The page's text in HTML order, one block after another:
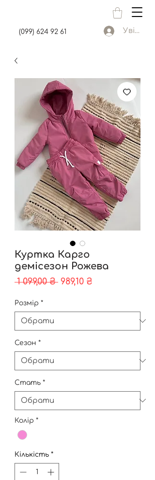
Увійти
(099) 624 92 61
Куртка Карго
демісезон Рожева
1 099,00 ₴ Звичайна
989,10 ₴
Розмір *
Сезон *
Стать *
Колір *
Кількість *